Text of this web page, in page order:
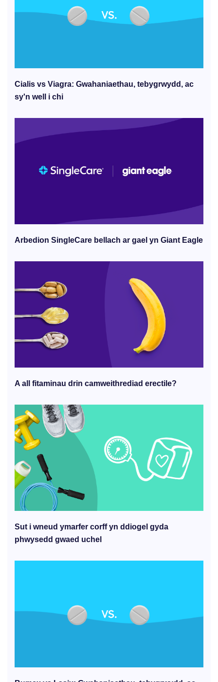
Cialis vs Viagra: Gwahaniaethau, tebygrwydd, ac
sy'n well i chi
Arbedion SingleCare bellach ar gael yn Giant Eagle
A all fitaminau drin camweithrediad erectile?
Sut i wneud ymarfer corff yn ddiogel gyda
phwysedd gwaed uchel